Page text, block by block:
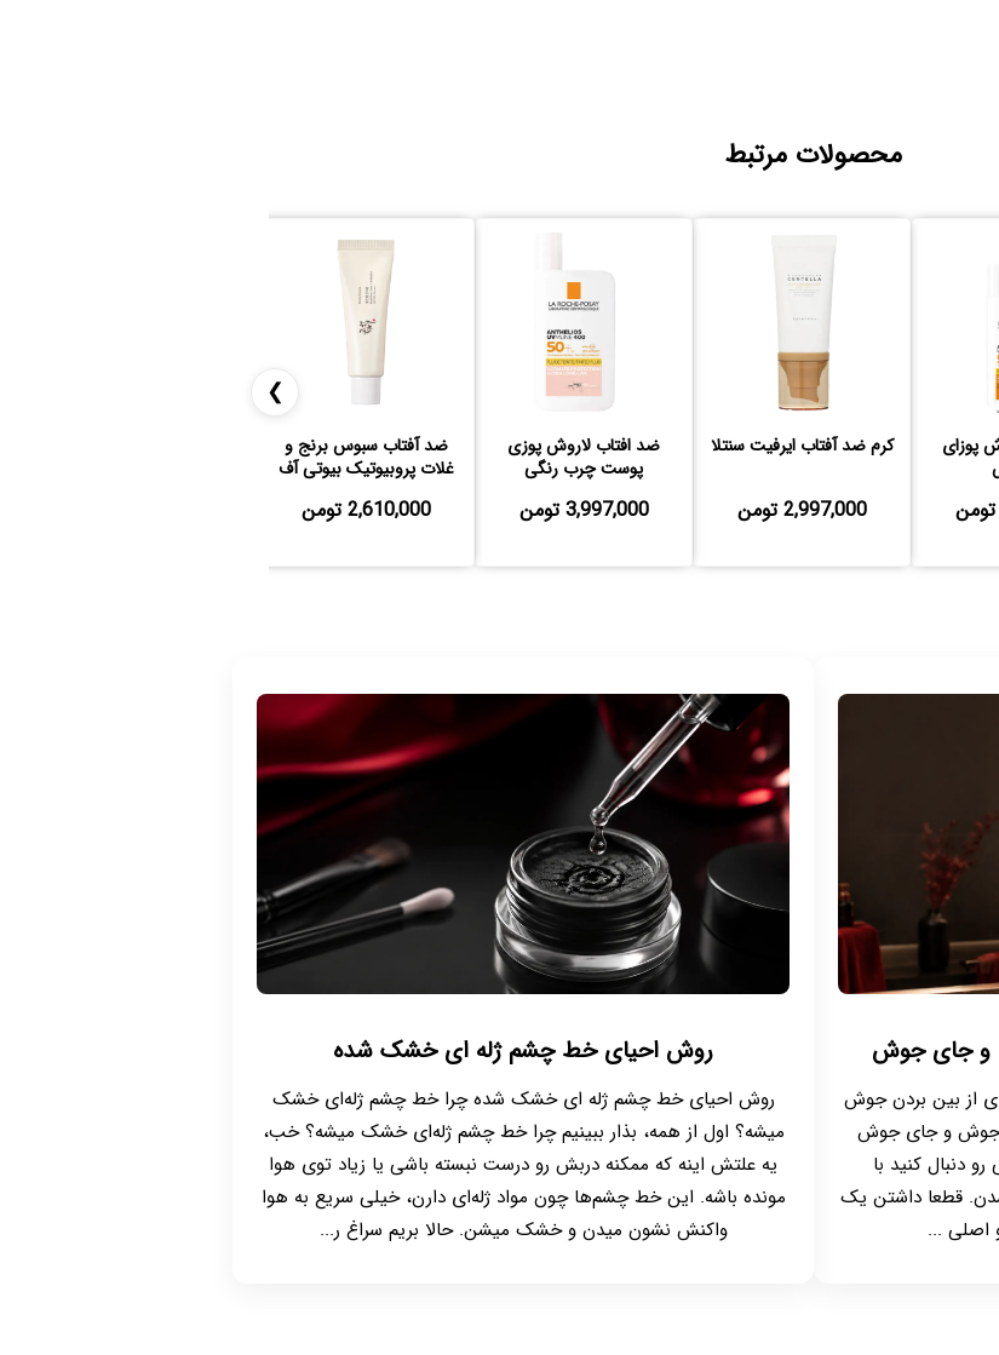
محصولات مرتبط
پوزای
کرم ضد آفتاب ایرفیت سنتلا
2,997,000 تومن
ضد افتاب لاروش پوزی
پوست چرب رنگی
3,997,000 تومن
ضد آفتاب سبوس برنج و
غلات پروبیوتیک بیوتی آف
2,610,000 تومن
❯
و جای جوش
از بین بردن جوش
جوش و جای جوش
دنبال کنید با
قطعا داشتن یک
اصلی ...
روش احیای خط چشم ژله ای خشک شده
روش احیای خط چشم ژله ای خشک شده چرا خط چشم ژله‌ای خشک
میشه؟ اول از همه، بذار ببینیم چرا خط چشم ژله‌ای خشک میشه؟ خب،
یه علتش اینه که ممکنه دربش رو درست نبسته باشی یا زیاد توی هوا
مونده باشه. این خط چشم‌ها چون مواد ژله‌ای دارن، خیلی سریع به هوا
واکنش نشون میدن و خشک میشن. حالا بریم سراغ ر...